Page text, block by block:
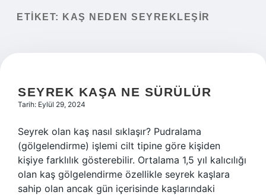
Yasal Uyarı
ETIKET: KAŞ NEDEN SEYREKLEŞIR
SEYREK KAŞA NE SÜRÜLÜR
Tarih: Eylül 29, 2024
Seyrek olan kaş nasıl sıklaşır? Pudralama
(gölgelendirme) işlemi cilt tipine göre kişiden
kişiye farklılık gösterebilir. Ortalama 1,5 yıl kalıcılığı
olan kaş gölgelendirme özellikle seyrek kaşlara
sahip olan ancak gün içerisinde kaşlarındaki